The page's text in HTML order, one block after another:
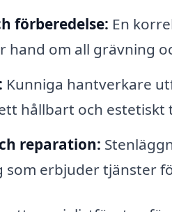
förberedelse: En
hand om all grävning
Kunniga hantverkare
hållbart och estetiskt
reparation:
som erbjuder tjänster